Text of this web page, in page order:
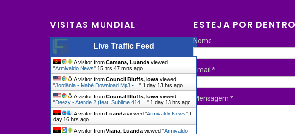
VISITAS MUNDIAL
Live Traffic Feed
A visitor from Camana, Luanda viewed
"Armivaldo News" 15 hrs 47 mins ago
A visitor from Council Bluffs, Iowa viewed
"Jordânia - Mabé Download Mp3 •… " 1 day 13 hrs ago
A visitor from Council Bluffs, Iowa viewed
"Deezy - Atende 2 (feat. Sublime 414,… " 1 day 13 hrs ago
A visitor from Luanda viewed "Armivaldo News" 1
day 16 hrs ago
A visitor from Viana, Luanda viewed "Armivaldo
ESTEJA POR DENTRO
Nome
Email *
Mensagem *